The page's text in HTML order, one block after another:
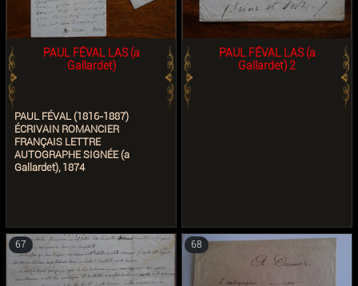
PAUL FÉVAL LAS (a
Gallardet)
PAUL FÉVAL (1816-1887)
ÉCRIVAIN ROMANCIER
FRANÇAIS LETTRE
AUTOGRAPHE SIGNÉE (a
Gallardet), 1874
PAUL FÉVAL LAS (a
Gallardet) 2
67 68